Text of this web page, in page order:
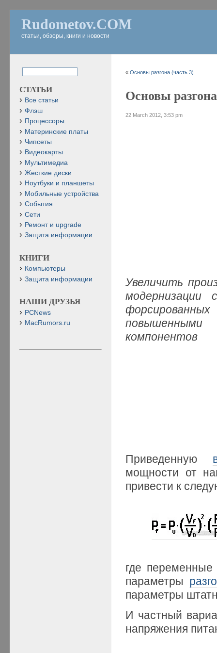
Rudometov.COM
статьи, обзоры, книги и новости
«Основы разгона (часть 3)
Основы
22 March 2012, 3:53 pm
Увеличить
компонентов
Приведенную
мощности от
привести к
где
параметры
параметры
И частный
напряжения
СТАТЬИ
Все статьи
Флэш
Процессоры
Материнские платы
Чипсеты
Видеокарты
Мультимедиа
Жесткие диски
Ноутбуки и планшеты
Мобильные устройства
События
Сети
Ремонт и upgrade
Защита информации
КНИГИ
Компьютеры
Защита информации
НАШИ ДРУЗЬЯ
PCNews
MacRumors.ru